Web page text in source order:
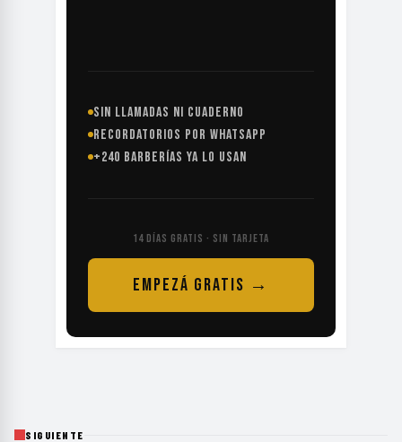
SIN LLAMADAS NI CUADERNO
RECORDATORIOS POR WHATSAPP
+240 BARBERÍAS YA LO USAN
14 DÍAS GRATIS · SIN TARJETA
EMPEZÁ GRATIS →
SIGUIENTE